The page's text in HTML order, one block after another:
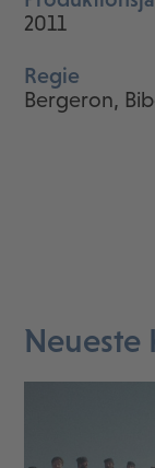
2011
Regie
Bergeron,
Neueste